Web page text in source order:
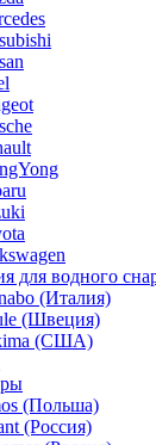
для водного
(Италия)
(Швеция)
(США)
(Польша)
(Россия)